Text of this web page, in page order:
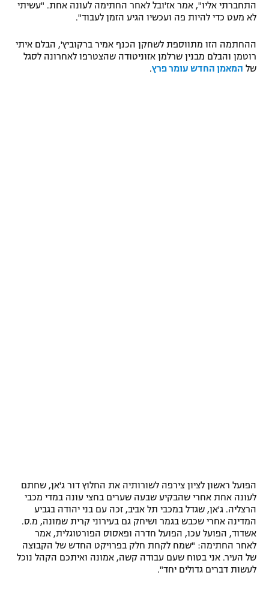
מדיניות פרטיות
תקנון פעילות ספורט 1
רשיון להקרנה פומבית לבית עסק
גיימינג E-Sports
התחברתי אליו", אמר אז'ובל לאחר החתימה לעונה אחת. "עשיתי
לא מעט כדי להיות פה ועכשיו הגיע הזמן לעבוד".
ההחתמה הזו מתווספת לשחקן הכנף אמיר ברקוביץ', הבלם איתי
רוטמן והבלם מבנין שרלמן אזוניטודה שהצטרפו לאחרונה לסגל
של המאמן החדש עומר פרץ.
הפועל ראשון לציון צירפה לשורותיה את החלוץ דור ג'אן, שחתם
לעונה אחת אחרי שהבקיע שבעה שערים בחצי עונה במדי מכבי
הרצליה. ג'אן, שגדל במכבי תל אביב, זכה עם בני יהודה בגביע
המדינה אחרי שכבש בגמר ושיחק גם בעירוני קרית שמונה, מ.ס.
אשדוד, הפועל עכו, הפועל חדרה ופאסוס הפורטוגלית, אמר
לאחר החתימה: "שמח לקחת חלק בפרויקט החדש של הקבוצה
של העיר. אני בטוח שעם עבודה קשה, אמונה ואיתכם הקהל נוכל
לעשות דברים גדולים יחד".